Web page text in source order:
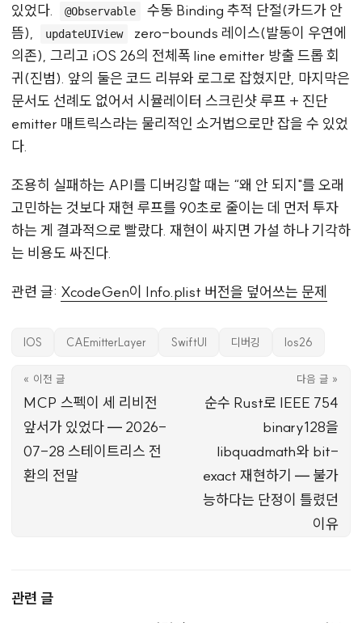
있었다.
@Observable
수동 Binding 추적 단절(카드가 안
뜸),
updateUIView
zero-bounds 레이스(발동이 우연에
의존), 그리고 iOS 26의 전체폭 line emitter 방출 드롭 회
귀(진범). 앞의 둘은 코드 리뷰와 로그로 잡혔지만, 마지막은
문서도 선례도 없어서 시뮬레이터 스크린샷 루프 + 진단
emitter 매트릭스라는 물리적인 소거법으로만 잡을 수 있었
다.
조용히 실패하는 API를 디버깅할 때는 “왜 안 되지"를 오래
고민하는 것보다 재현 루프를 90초로 줄이는 데 먼저 투자
하는 게 결과적으로 빨랐다. 재현이 싸지면 가설 하나 기각하
는 비용도 싸진다.
관련 글: XcodeGen이 Info.plist 버전을 덮어쓰는 문제
IOS CAEmitterLayer SwiftUI 디버깅 Ios26
« 이전 글
MCP 스펙이 세 리비전
앞서가 있었다 — 2026-
07-28 스테이트리스 전
환의 전말
다음 글 »
순수 Rust로 IEEE 754
binary128을
libquadmath와 bit-
exact 재현하기 — 불가
능하다는 단정이 틀렸던
이유
관련 글